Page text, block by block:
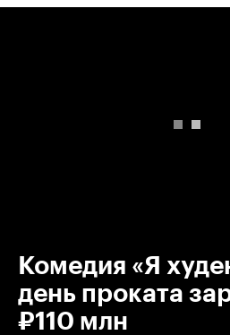
Комедия «Я
день проката
₽110 млн